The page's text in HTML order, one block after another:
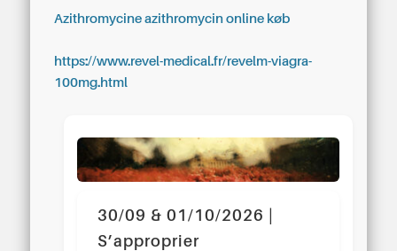
Azithromycine azithromycin online køb
https://www.revel-medical.fr/revelm-viagra-
100mg.html
30/09 & 01/10/2026 |
S’approprier